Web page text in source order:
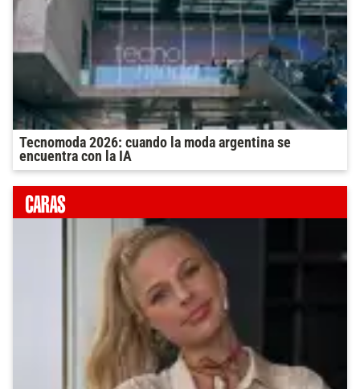
Tecnomoda 2026: cuando la moda argentina se
encuentra con la IA